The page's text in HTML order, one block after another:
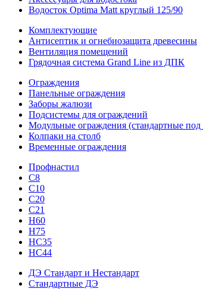
Водосток Optima Matt круглый 125/90
Комплектующие
Антисептик и огнебиозащита древесины
Вентиляция помещений
Грядочная система Grand Line из ДПК
Ограждения
Панельные ограждения
Заборы жалюзи
Подсистемы для ограждений
Модульные ограждения (стандартные под
Колпаки на столб
Временные ограждения
Профнастил
С8
С10
С20
С21
H60
H75
HС35
НС44
ДЭ Стандарт и Нестандарт
Стандартные ДЭ